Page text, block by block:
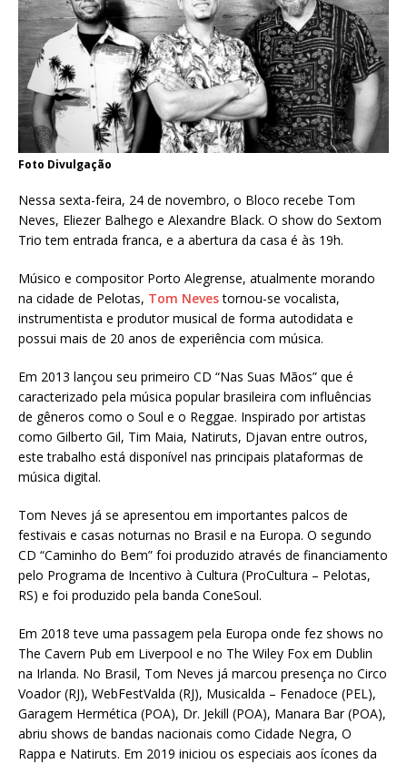
Foto Divulgação
Nessa sexta-feira, 24 de novembro, o Bloco recebe Tom
Neves, Eliezer Balhego e Alexandre Black. O show do Sextom
Trio tem entrada franca, e a abertura da casa é às 19h.
Músico e compositor Porto Alegrense, atualmente morando
na cidade de Pelotas, Tom Nevestornou-se vocalista,
instrumentista e produtor musical de forma autodidata e
possui mais de 20 anos de experiência com música.
Em 2013 lançou seu primeiro CD “Nas Suas Mãos” que é
caracterizado pela música popular brasileira com influências
de gêneros como o Soul e o Reggae. Inspirado por artistas
como Gilberto Gil, Tim Maia, Natiruts, Djavan entre outros,
este trabalho está disponível nas principais plataformas de
música digital.
Tom Neves já se apresentou em importantes palcos de
festivais e casas noturnas no Brasil e na Europa. O segundo
CD “Caminho do Bem” foi produzido através de financiamento
pelo Programa de Incentivo à Cultura (ProCultura – Pelotas,
RS) e foi produzido pela banda ConeSoul.
Em 2018 teve uma passagem pela Europa onde fez shows no
The Cavern Pub em Liverpool e no The Wiley Fox em Dublin
na Irlanda. No Brasil, Tom Neves já marcou presença no Circo
Voador (RJ), WebFestValda (RJ), Musicalda – Fenadoce (PEL),
Garagem Hermética (POA), Dr. Jekill (POA), Manara Bar (POA),
abriu shows de bandas nacionais como Cidade Negra, O
Rappa e Natiruts. Em 2019 iniciou os especiais aos ícones da